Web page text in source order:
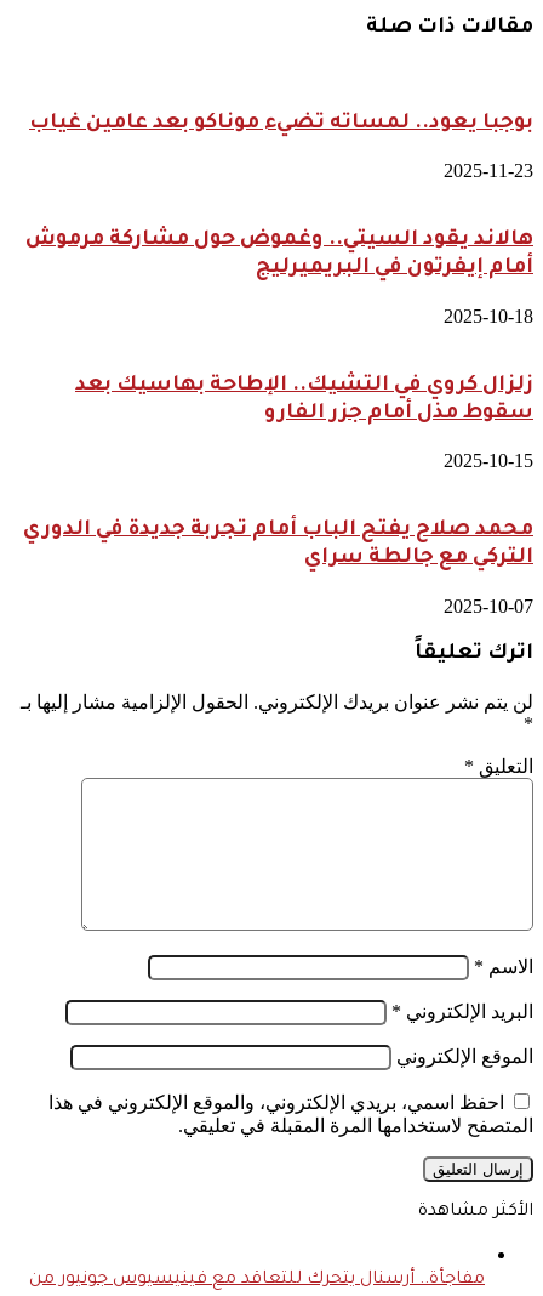
مقالات ذات صلة
بوجبا يعود.. لمساته تضيء موناكو بعد عامين غياب
2025-11-23
هالاند يقود السيتي.. وغموض حول مشاركة مرموش
أمام إيفرتون في البريميرليج
2025-10-18
زلزال كروي في التشيك.. الإطاحة بهاسيك بعد
سقوط مذل أمام جزر الفارو
2025-10-15
محمد صلاح يفتح الباب أمام تجربة جديدة في الدوري
التركي مع جالطة سراي
2025-10-07
اترك تعليقاً
لن يتم نشر عنوان بريدك الإلكتروني. الحقول الإلزامية مشار إليها بـ
*
التعليق *
الاسم *
البريد الإلكتروني *
الموقع الإلكتروني
احفظ اسمي، بريدي الإلكتروني، والموقع الإلكتروني في هذا
المتصفح لاستخدامها المرة المقبلة في تعليقي.
الأكثر مشاهدة
مفاجأة.. أرسنال يتحرك للتعاقد مع فينيسيوس جونيور من